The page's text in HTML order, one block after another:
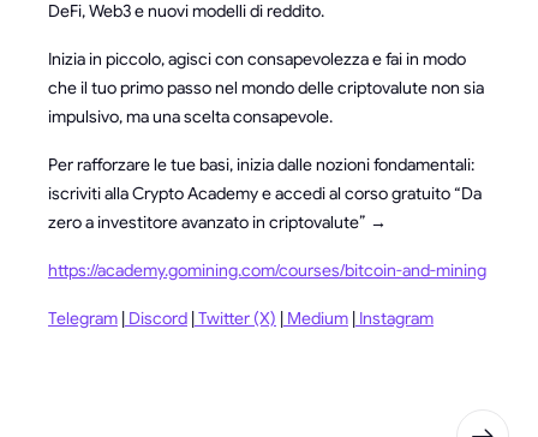
DeFi, Web3 e nuovi modelli di reddito.
Inizia in piccolo, agisci con consapevolezza e fai in modo
che il tuo primo passo nel mondo delle criptovalute non sia
impulsivo, ma una scelta consapevole.
Per rafforzare le tue basi, inizia dalle nozioni fondamentali:
iscriviti alla Crypto Academy e accedi al corso gratuito “Da
zero a investitore avanzato in criptovalute” →
https://academy.gomining.com/courses/bitcoin-and-mining
Telegram Discord Twitter (X) Medium Instagram